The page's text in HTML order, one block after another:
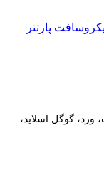
پارتنر
ورد، گوگل اسلاید،